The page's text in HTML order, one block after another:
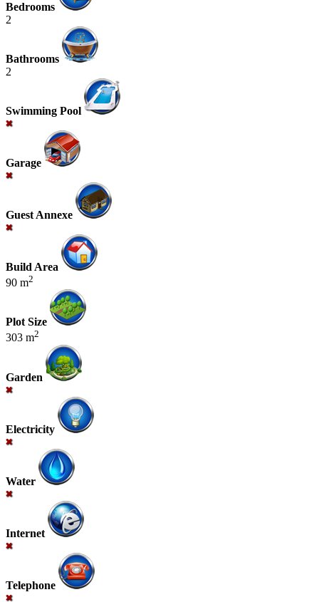
Bedrooms
2
Bathrooms
2
Swimming Pool
Garage
Guest Annexe
Build Area
90 m2
Plot Size
303 m2
Garden
Electricity
Water
Internet
Telephone